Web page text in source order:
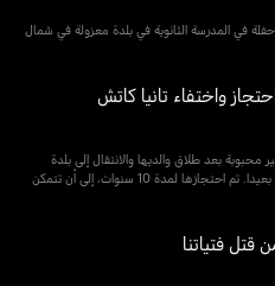
حفلة في المدرسة الثانوية في بلدة معزولة في شمال
نفسها ضائعة وغير محبوبة بعد طلاق والديها والانتقال إلى بلدة
جديدة، مما يوفر فرصة مثالية لشخص ما لإغرائها بعيدا. تم احتجازها لمدة 10 سنوات، إلى أن تتمكن